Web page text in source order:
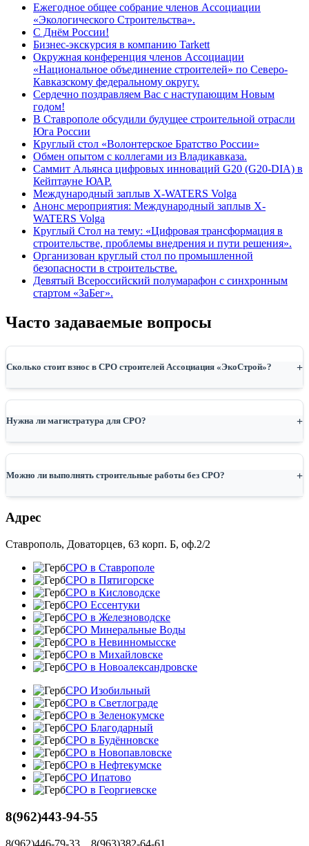
Ежегодное общее собрание членов Ассоциации
«Экологического Строительства».
С Днём России!
Бизнес-экскурсия в компанию Tarkett
Окружная конференция членов Ассоциации
«Национальное объединение строителей» по Северо-
Кавказскому федеральному округу.
Сердечно поздравляем Вас с наступающим Новым
годом!
В Ставрополе обсудили будущее строительной отрасли
Юга России
Круглый стол «Волонтерское Братство России»
Обмен опытом с коллегами из Владикавказа.
Саммит Альянса цифровых инноваций G20 (G20-DIA) в
Кейптауне ЮАР.
Международный заплыв X-WATERS Volga
Анонс мероприятия: Международный заплыв X-
WATERS Volga
Круглый Стол на тему: «Цифровая трансформация в
строительстве, проблемы внедрения и пути решения».
Организован круглый стол по промышленной
безопасности в строительстве.
Девятый Всероссийский полумарафон с синхронным
стартом «ЗаБег».
Часто задаваемые вопросы
Сколько стоит взнос в СРО строителей Ассоциация «ЭкоСтрой»?
Нужна ли магистратура для СРО?
Можно ли выполнять строительные работы без СРО?
Адрес
Ставрополь, Доваторцев, 63 корп. Б, оф.2/2
СРО в Ставрополе
СРО в Пятигорске
СРО в Кисловодске
СРО Ессентуки
СРО в Железноводске
СРО Минеральные Воды
СРО в Невинномысске
СРО в Михайловске
СРО в Новоалександровске
СРО Изобильный
СРО в Светлограде
СРО в Зеленокумске
СРО Благодарный
СРО в Будённовске
СРО в Новопавловске
СРО в Нефтекумске
СРО Ипатово
СРО в Георгиевске
8(962)443-94-55
8(962)446-79-33 8(963)382-64-61